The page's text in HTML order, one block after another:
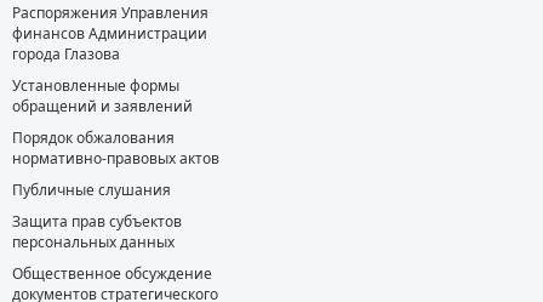
Распоряжения Управления
финансов Администрации
города Глазова
Установленные формы
обращений и заявлений
Порядок обжалования
нормативно-правовых актов
Публичные слушания
Защита прав субъектов
персональных данных
Общественное обсуждение
документов стратегического